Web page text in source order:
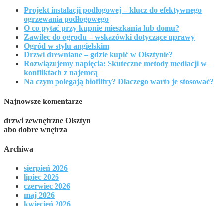
Projekt instalacji podłogowej – klucz do efektywnego
ogrzewania podłogowego
O co pytać przy kupnie mieszkania lub domu?
Zawilec do ogrodu – wskazówki dotyczące uprawy
Ogród w stylu angielskim
Drzwi drewniane – gdzie kupić w Olsztynie?
Rozwiązujemy napięcia: Skuteczne metody mediacji w
konfliktach z najemcą
Na czym polegają biofiltry? Dlaczego warto je stosować?
Najnowsze komentarze
drzwi zewnętrzne Olsztyn
abo dobre wnętrza
Archiwa
sierpień 2026
lipiec 2026
czerwiec 2026
maj 2026
kwiecień 2026